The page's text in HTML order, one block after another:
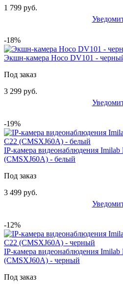
1 799 руб.
-18%
Экшн-камера Hoco DV101 -
Под заказ
3 299 руб.
-19%
IP-камера видеонаблюдения Imilab
(CMSXJ60A) - белый
Под заказ
3 499 руб.
-12%
IP-камера видеонаблюдения Imilab
(CMSXJ60A) - черный
Под заказ